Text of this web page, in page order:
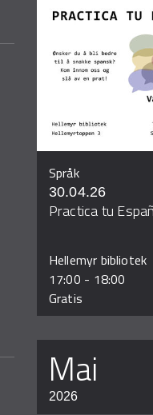
Språk
30.04.26
Practica tu
Hellemyr bibliotek
17:00 - 18:00
Gratis
mai
2026